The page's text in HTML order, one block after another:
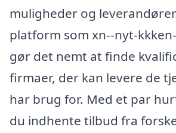
muligheder og
platform som xn--nyt-
gør det nemt at finde
firmaer, der kan levere de
har brug for. Med et par
du indhente tilbud fra